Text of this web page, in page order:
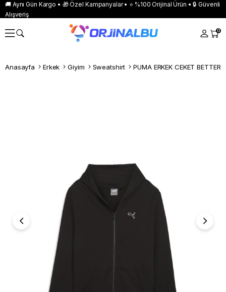
🚚 Aynı Gün Kargo • 🎁 Özel Kampanyalar • ⭐ %100 Orijinal Ürün • 🔒 Güvenli
Alışveriş
0
Anasayfa Erkek Giyim Sweatshirt